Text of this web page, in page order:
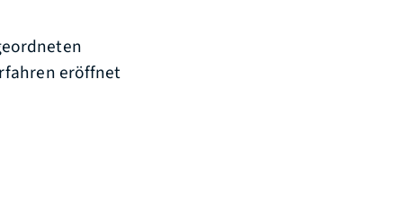
eröffnet